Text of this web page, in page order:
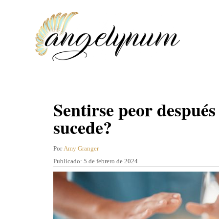
Sentirse peor
sucede?
Por A
u
t
o
Amy Granger
P
u
l
c
Publicado: 5 de febrero de 2024